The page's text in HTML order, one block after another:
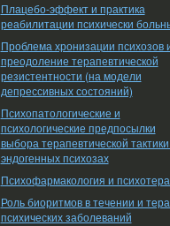
Плацебо-эффект и практика
реабилитации психически
Проблема хронизации психозов
преодоление терапевтической
резистентности (на модели
депрессивных состояний)
Психопатологические и
психологические предпосылки
выбора терапевтической
эндогенных психозах
Психофармакология и
Роль биоритмов в течении и
психических заболеваний